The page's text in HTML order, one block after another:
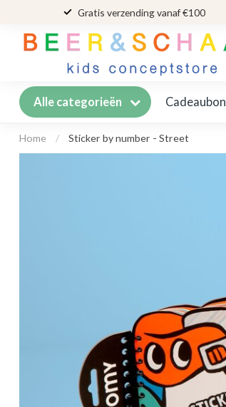
Gratis verzending vanaf €100
Alle categorieën Cadeaubon
Home / Sticker by number - Street